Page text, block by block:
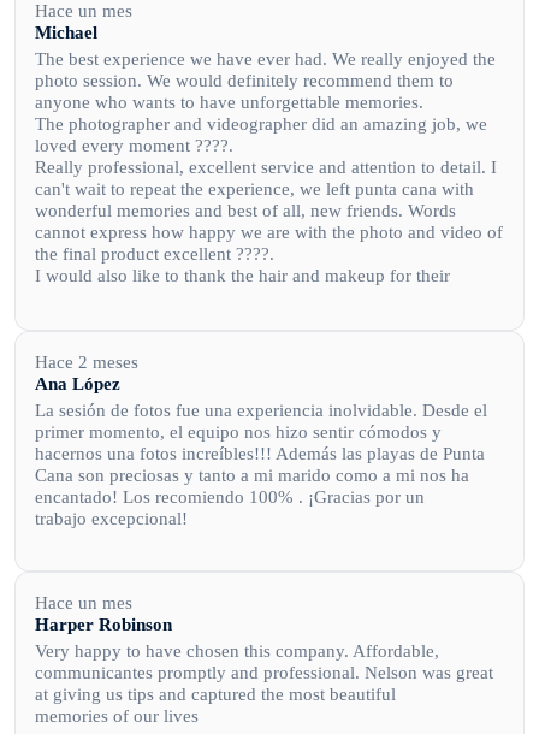
Hace un mes
Michael
The best experience we have ever had. We really enjoyed the
photo session. We would definitely recommend them to
anyone who wants to have unforgettable memories.
The photographer and videographer did an amazing job, we
loved every moment ????.
Really professional, excellent service and attention to detail. I
can't wait to repeat the experience, we left punta cana with
wonderful memories and best of all, new friends. Words
cannot express how happy we are with the photo and video of
the final product excellent ????.
I would also like to thank the hair and makeup for their
nice and hospitable people.
Hace 2 meses
Ana López
La sesión de fotos fue una experiencia inolvidable. Desde el
primer momento, el equipo nos hizo sentir cómodos y
hacernos una fotos increíbles!!! Además las playas de Punta
Cana son preciosas y tanto a mi marido como a mi nos ha
encantado! Los recomiendo 100% . ¡Gracias por un
trabajo excepcional!
Hace un mes
Harper Robinson
Very happy to have chosen this company. Affordable,
communicantes promptly and professional. Nelson was great
at giving us tips and captured the most beautiful
memories of our lives